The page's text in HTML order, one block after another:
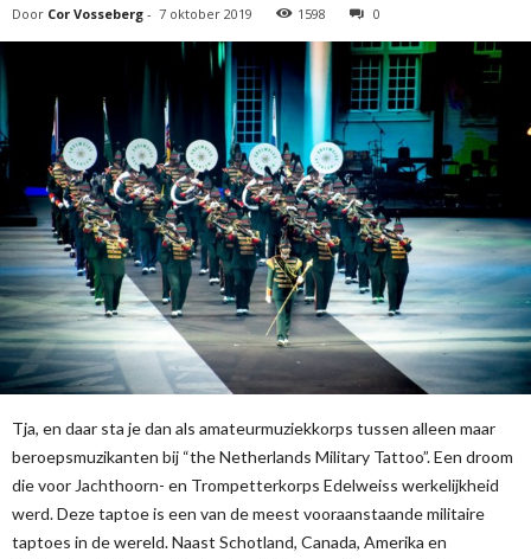
Door Cor Vosseberg - 7 oktober 2019 1598 0
Tja, en daar sta je dan als amateurmuziekkorps tussen alleen maar
beroepsmuzikanten bij “the Netherlands Military Tattoo”. Een droom
die voor Jachthoorn- en Trompetterkorps Edelweiss werkelijkheid
werd. Deze taptoe is een van de meest vooraanstaande militaire
taptoes in de wereld. Naast Schotland, Canada, Amerika en